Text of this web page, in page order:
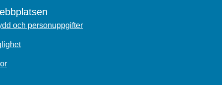
och personuppgifter